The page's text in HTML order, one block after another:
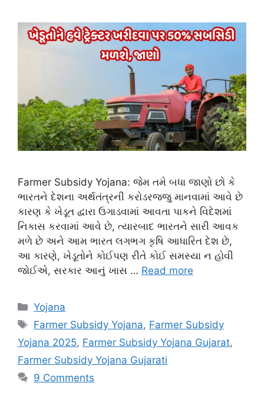
Farmer Subsidy Yojana: જેમ તમે બધા જાણો છો કે
ભારતને દેશના અર્થતંત્રની કરોડરજ્જુ માનવામાં આવે છે
કારણ કે ખેડૂત દ્વારા ઉગાડવામાં આવતા પાકને વિદેશમાં
નિકાસ કરવામાં આવે છે, ત્યારબાદ ભારતને સારી આવક
મળે છે અને આમ ભારત લગભગ કૃષિ આધારિત દેશ છે,
આ કારણે, ખેડૂતોને કોઈપણ રીતે કોઈ સમસ્યા ન હોવી
જોઈએ, સરકાર આનું ખાસ … Read more
Categories
Yojana
Tags
Farmer Subsidy Yojana, Farmer Subsidy
Yojana 2025, Farmer Subsidy Yojana Gujarat,
Farmer Subsidy Yojana Gujarati
9 Comments